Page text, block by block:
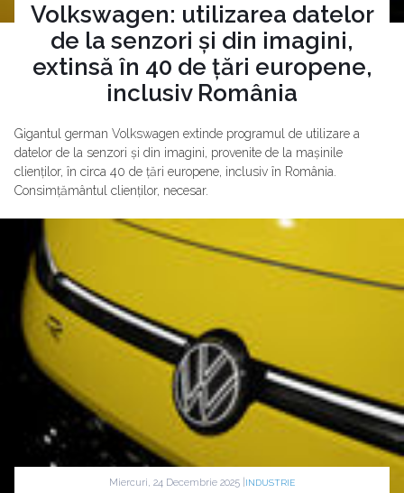
Volkswagen: utilizarea datelor
de la senzori și din imagini,
extinsă în 40 de țări europene,
inclusiv România
Gigantul german Volkswagen extinde programul de utilizare a
datelor de la senzori și din imagini, provenite de la mașinile
clienților, în circa 40 de țări europene, inclusiv în România.
Consimțământul clienților, necesar.
Miercuri, 24 Decembrie 2025 | INDUSTRIE